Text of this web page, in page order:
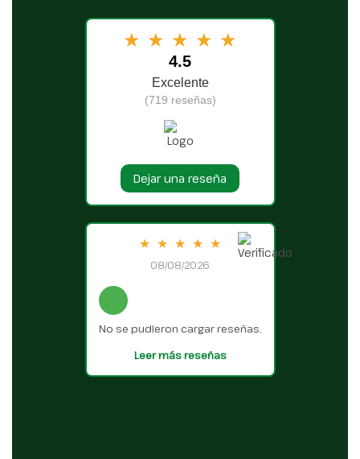
★ ★ ★ ★ ★
4.5
Excelente
(719 reseñas)
Dejar una reseña
★ ★ ★ ★ ★
08/08/2026
No se pudieron cargar reseñas.
Leer más reseñas